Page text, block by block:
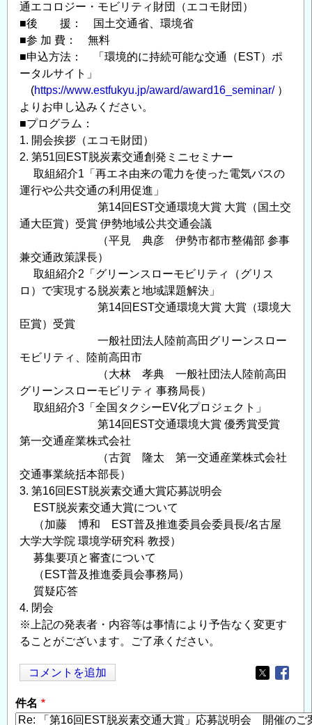
通エコロジー・モビリティ財団（エコモ財団）
■後 援： 国土交通省、環境省
■参 加 費： 無料
■申込方法： 「環境的に持続可能な交通（EST）ポ
ータルサイト」
(https://www.estfukyu.jp/award/award16_seminar/）
よりお申し込みください。
■プログラム：
1. 開会挨拶（エコモ財団）
2. 第51回EST脱炭素交通創発ミニセミナー
取組紹介1「再エネ由来の電力を使った電気バスの
運行や公共交通の利用促進」
第14回EST交通環境大賞 大賞（国土交
通大臣賞）受賞 伊勢地域公共交通会議
（平見 典彦 伊勢市都市整備部 参事
兼交通政策課長）
取組紹介2「グリーンスローモビリティ（グリス
ロ）で実現する脱炭素と地域課題解決」
第14回EST交通環境大賞 大賞（環境大
臣賞）受賞
一般社団法人陸前高田グリーンスロー
モビリティ、陸前高田市
（大林 孝典 一般社団法人陸前高田
グリーンスローモビリティ 事務局長）
取組紹介3「全国タクシーEV化プロジェクト」
第14回EST交通環境大賞 優秀賞受賞
第一交通産業株式会社
（古賀 隆太 第一交通産業株式会社
交通事業統括本部長）
3. 第16回EST脱炭素交通大賞応募説明会
EST脱炭素交通大賞について
（加藤 博和 EST普及推進委員会委員長/名古屋
大学大学院 環境学研究科 教授）
募集要項と審査について
（EST普及推進委員会事務局）
質疑応答
4. 閉会
※上記の発表者・内容等は事情により予告なく変更す
ることがございます。ご了承ください。
コメントを追加
Opens in
件名